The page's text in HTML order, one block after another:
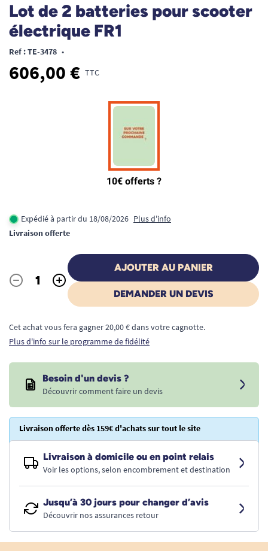
Lot de 2 batteries pour scooter
électrique FR1
Ref : TE-3478 •
606,00 € TTC
Expédié à partir du 18/08/2026 Plus d'info
Livraison offerte
Quantité
- +
AJOUTER AU PANIER
DEMANDER UN DEVIS
Cet achat vous fera gagner 20,00 € dans votre cagnotte.
Plus d'info sur le programme de fidélité
Besoin d'un devis ?
Découvrir comment faire un devis
Livraison offerte dès 159€ d'achats sur tout le site
Livraison à domicile ou en point relais
Voir les options, selon encombrement et destination
Jusqu’à 30 jours pour changer d’avis
Découvrir nos assurances retour